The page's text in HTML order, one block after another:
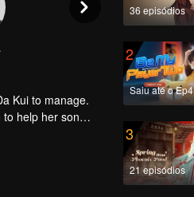
Kui to manage.
help her son
the villa was not
36 episódios
2
Saiu até o Ep4
3
21 episódios